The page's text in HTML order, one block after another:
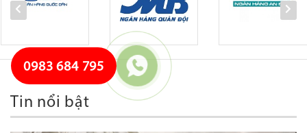
Tin nổi bật
0983 684 795